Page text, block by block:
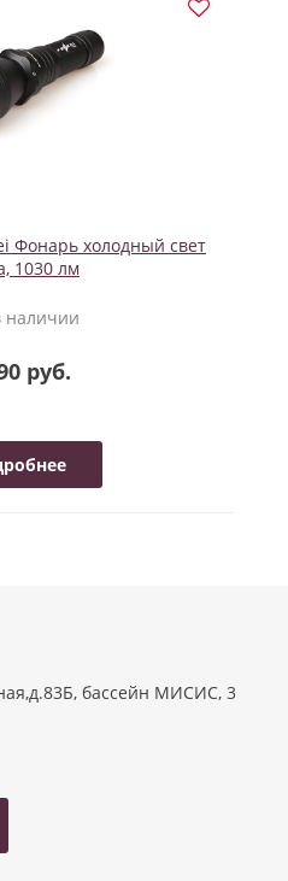
Фонарь холодный свет
1030 лм
наличии
руб.
бассейн МИСИС, 3